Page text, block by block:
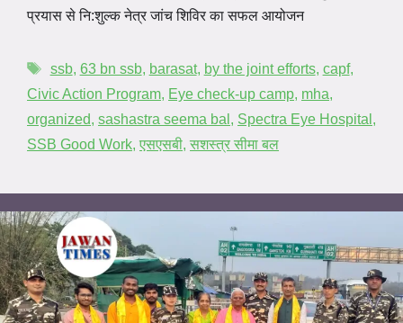
प्रयास से नि:शुल्क नेत्र जांच शिविर का सफल आयोजन
ssb, 63 bn ssb, barasat, by the joint efforts, capf,
Civic Action Program, Eye check-up camp, mha,
organized, sashastra seema bal , Spectra Eye Hospital ,
SSB Good Work, एसएसबी, सशस्त्र सीमा बल